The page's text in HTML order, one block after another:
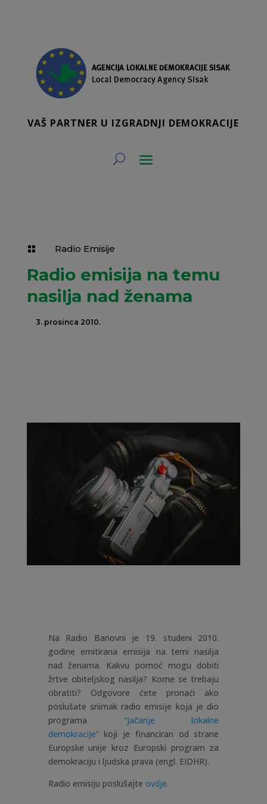
VAŠ PARTNER U IZGRADNJI DEMOKRACIJE
 Radio Emisije
Radio emisija na temu
nasilja nad ženama
3. prosinca 2010.
Na Radio Banovni je 19. studeni 2010.
godine emitirana emisija na temi nasilja
nad ženama. Kakvu pomoć mogu dobiti
žrtve obiteljskog nasilja? Kome se trebaju
obratiti? Odgovore ćete pronaći ako
poslušate snimak radio emisije koja je dio
programa
“Jačanje lokalne
demokracije” koji je financiran od strane
Europske unije kroz Europski program za
demokraciju i ljudska prava (engl. EIDHR).
Radio emisiju poslušajte ovdje.